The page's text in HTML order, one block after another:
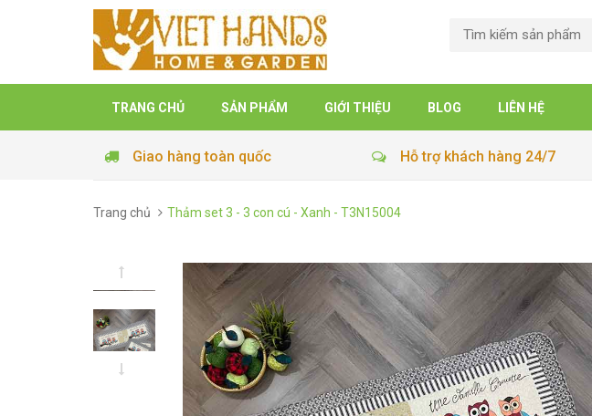
TRANG CHỦ SẢN PHẨM GIỚI THIỆU BLOG LIÊN HỆ
Giao hàng toàn quốc Hỗ trợ khách hàng 24/7
Trang chủ Thảm set 3 - 3 con cú - Xanh - T3N15004